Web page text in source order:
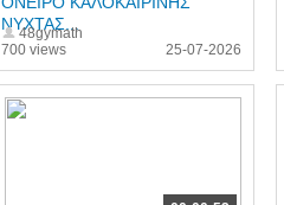
700 views
ΝΥΧΤΑΣ...
48gymath
25-07-2026